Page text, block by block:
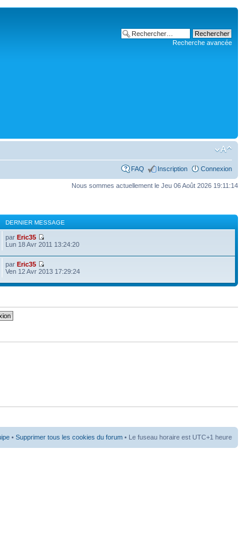
Recherche avancée
FAQ Inscription Connexion
Nous sommes actuellement le Jeu 06 Août 2026 19:11:14
DERNIER MESSAGE
parEric35
Lun 18 Avr 2011 13:24:20
parEric35
Ven 12 Avr 2013 17:29:24
• Supprimer tous les cookies du forum • Le fuseau horaire est UTC+1 heure